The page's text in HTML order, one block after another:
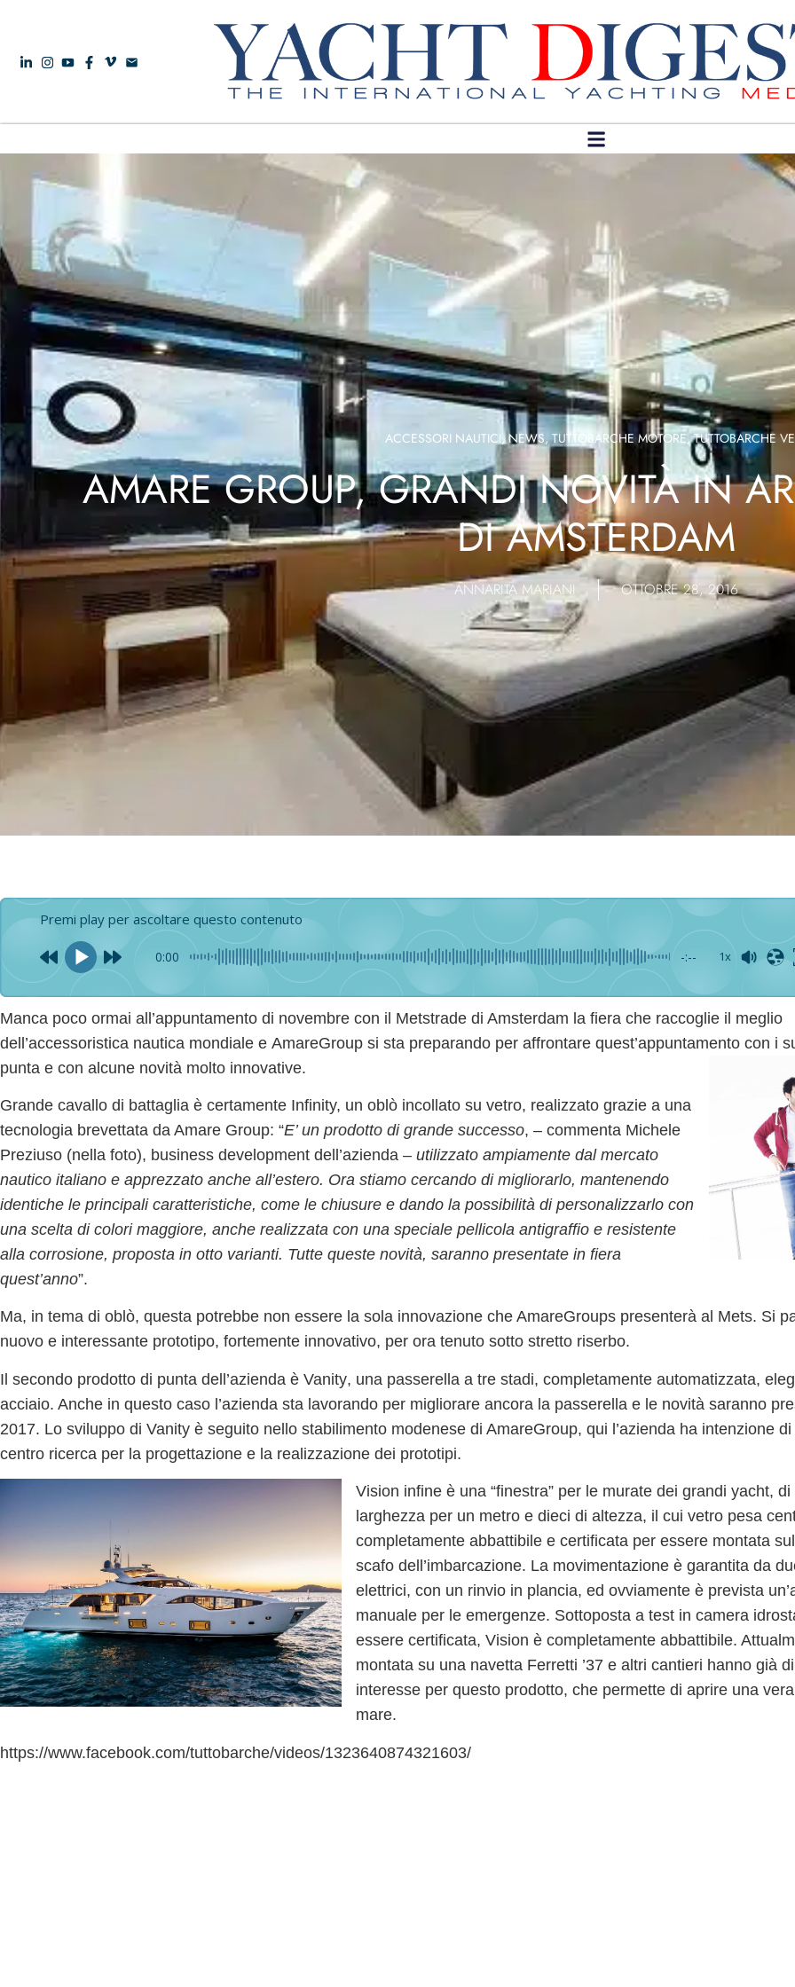
ACCESSORI NAUTICI,NEWS, TUTTOBARCHE MOTORE,TUTTOBARCHE
AMARE GROUP, GRANDI NOVITÀ IN
DI AMSTERDAM
ANNARITA MARIANI OTTOBRE 28, 2016
Premi play per ascoltare questo contenuto
0:00 -:-- 1x
Manca poco ormai all’appuntamento di novembre con il Metstrade di Amsterdam la fiera che raccoglie il meglio
dell’accessoristica nautica mondiale e AmareGroup si sta preparando per affrontare quest’appuntamento con i
punta e con alcune novità molto innovative.
Grande cavallo di battaglia è certamente Infinity, un oblò incollato su vetro, realizzato grazie a una
tecnologia brevettata da Amare Group: “E’ un prodotto di grande successo, – commenta Michele
Preziuso (nella foto), business development dell’azienda – utilizzato ampiamente dal mercato
nautico italiano e apprezzato anche all’estero. Ora stiamo cercando di migliorarlo, mantenendo
identiche le principali caratteristiche, come le chiusure e dando la possibilità di personalizzarlo con
una scelta di colori maggiore, anche realizzata con una speciale pellicola antigraffio e resistente
alla corrosione, proposta in otto varianti. Tutte queste novità, saranno presentate in fiera
quest’anno”.
Ma, in tema di oblò, questa potrebbe non essere la sola innovazione che AmareGroups presenterà al Mets. Si
nuovo e interessante prototipo, fortemente innovativo, per ora tenuto sotto stretto riserbo.
Il secondo prodotto di punta dell’azienda è Vanity, una passerella a tre stadi, completamente automatizzata,
acciaio. Anche in questo caso l’azienda sta lavorando per migliorare ancora la passerella e le novità saranno
2017. Lo sviluppo di Vanity è seguito nello stabilimento modenese di AmareGroup, qui l’azienda ha intenzione
centro ricerca per la progettazione e la realizzazione dei prototipi.
Vision infine è una “finestra” per le murate dei grandi yacht, di
larghezza per un metro e dieci di altezza, il cui vetro pesa
completamente abbattibile e certificata per essere montata
scafo dell’imbarcazione. La movimentazione è garantita da
elettrici, con un rinvio in plancia, ed ovviamente è prevista
manuale per le emergenze. Sottoposta a test in camera
essere certificata, Vision è completamente abbattibile.
montata su una navetta Ferretti ’37 e altri cantieri hanno già
interesse per questo prodotto, che permette di aprire una
mare.
https://www.facebook.com/tuttobarche/videos/1323640874321603/